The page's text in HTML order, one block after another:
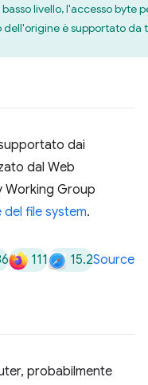
livello, l'accesso byte
dell'origine è supportato da
dai
dal Web
Working Group
file system.
111 15.2Source
probabilmente